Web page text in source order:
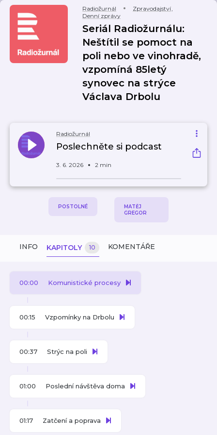
Radiožurnál Zpravodajství,
Denní zprávy
Seriál Radiožurnálu:
Neštítil se pomoct na
poli nebo ve vinohradě,
vzpomíná 85letý
synovec na strýce
Václava Drbolu
Radiožurnál
Poslechněte si podcast
3. 6. 2026 2 min
POSTOLNÉ
MATĚJ
GREGOR
INFO KAPITOLY 10 KOMENTÁŘE
00:00 Komunistické procesy
00:15 Vzpomínky na Drbolu
00:37 Strýc na poli
01:00 Poslední návštěva doma
01:17 Zatčení a poprava